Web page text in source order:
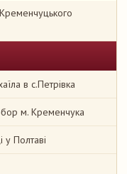
в с.Петрівка
м. Кременчука
Полтаві